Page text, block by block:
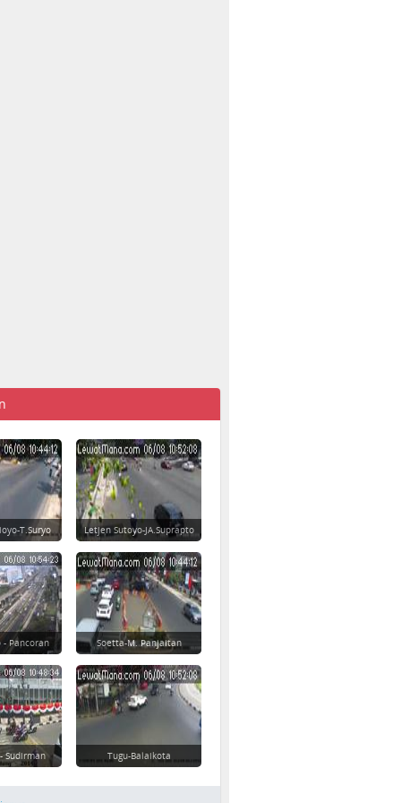
T.Suryo Letjen Sutoyo-JA.Suprapto
- Pancoran Soetta-M. Panjaitan
Sudirman Tugu-Balaikota